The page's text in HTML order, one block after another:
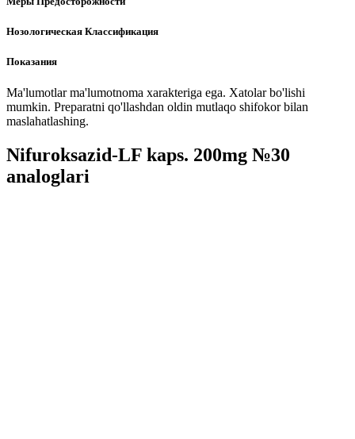
Нозологическая Классификация
Показания
Ma'lumotlar ma'lumotnoma xarakteriga ega. Xatolar bo'lishi
mumkin. Preparatni qo'llashdan oldin mutlaqo shifokor bilan
maslahatlashing.
Nifuroksazid-LF kaps. 200mg №30
analoglari